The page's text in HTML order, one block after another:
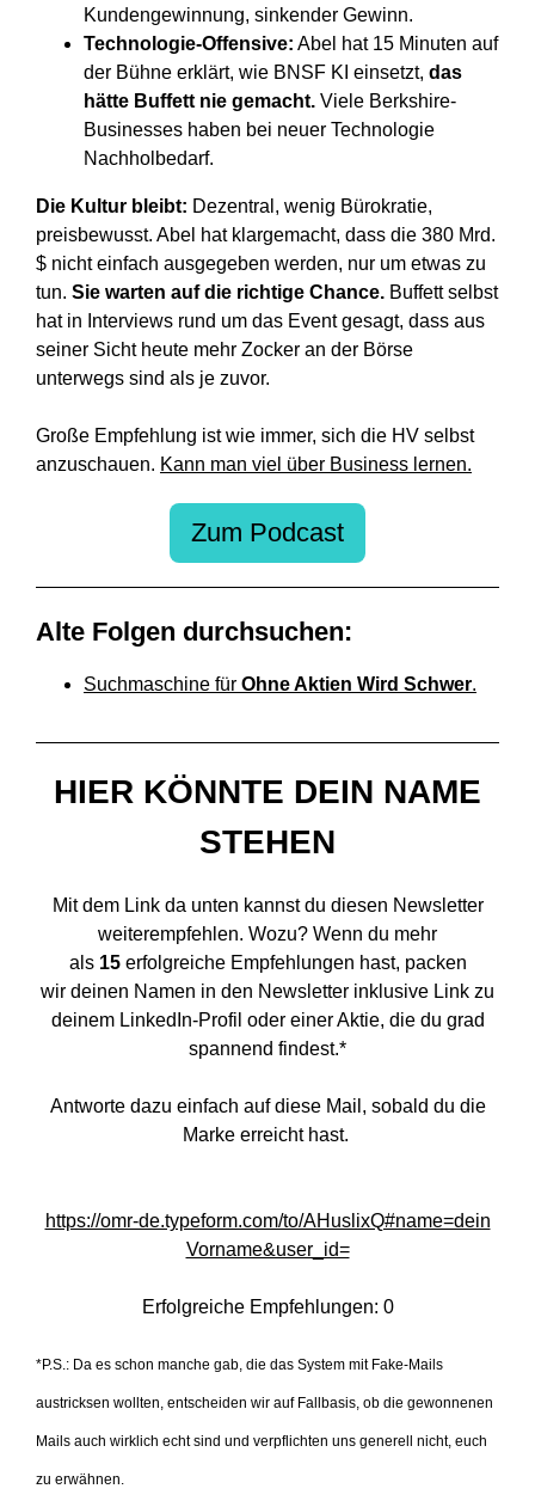
Kundengewinnung, sinkender Gewinn.
Technologie-Offensive: Abel hat 15 Minuten auf
der Bühne erklärt, wie BNSF KI einsetzt, das
hätte Buffett nie gemacht. Viele Berkshire-
Businesses haben bei neuer Technologie
Nachholbedarf.
Die Kultur bleibt: Dezentral, wenig Bürokratie,
preisbewusst. Abel hat klargemacht, dass die 380 Mrd.
$ nicht einfach ausgegeben werden, nur um etwas zu
tun. Sie warten auf die richtige C hance. Buffett selbst
hat in Interviews rund um das Event gesagt, dass aus
seiner Sicht heute mehr Zocker an der Börse
unterwegs sind als je zuvor.
Große Empfehlung ist wie immer, sich die HV selbst
anzuschauen. Kann man viel über Business lernen.
Zum Podcast
Alte Folgen durchsuchen:
Suchmaschine für Ohne Aktien Wird Schwer.
HIER KÖNNTE DEIN NAME
STEHEN
Mit dem Link da unten kannst du diesen Newsletter
weiterempfehlen. Wozu? Wenn du mehr
als 15erfolgreiche Empfehlungen hast, packen
wir deinen Namen in den Newsletter inklusive Link zu
deinem LinkedIn-Profil oder einer Aktie, die du grad
spannend findest.*
Antworte dazu einfach auf diese Mail, sobald du die
Marke erreicht hast.
https://omr-de.typeform.com/to/AHuslixQ#name=dein
Vorname&user_id=
Erfolgreiche Empfehlungen: 0
*P.S.: Da es schon manche gab, die das System mit Fake-Mails
austricksen wollten, entscheiden wir auf Fallbasis, ob die gewonnenen
Mails auch wirklich echt sind und verpflichten uns generell nicht, euch
zu erwähnen.